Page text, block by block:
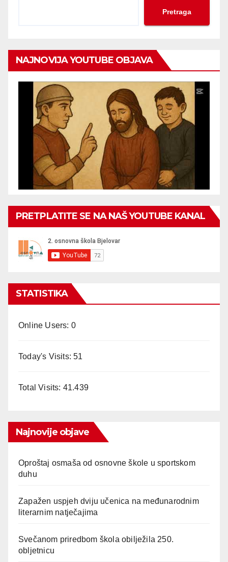
Pretraga
NAJNOVIJA YOUTUBE OBJAVA
PRETPLATITE SE NA NAŠ YOUTUBE KANAL
STATISTIKA
Online Users: 0
Today's Visits:51
Total Visits: 41.439
Najnovije objave
Oproštaj osmaša od osnovne škole u sportskom
duhu
Zapažen uspjeh dviju učenica na međunarodnim
literarnim natječajima
Svečanom priredbom škola obilježila 250.
obljetnicu